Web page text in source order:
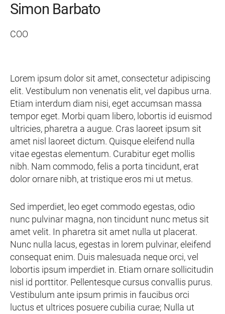
Simon Barbato
COO
Lorem ipsum dolor sit amet, consectetur adipiscing
elit. Vestibulum non venenatis elit, vel dapibus urna.
Etiam interdum diam nisi, eget accumsan massa
tempor eget. Morbi quam libero, lobortis id euismod
ultricies, pharetra a augue. Cras laoreet ipsum sit
amet nisl laoreet dictum. Quisque eleifend nulla
vitae egestas elementum. Curabitur eget mollis
nibh. Nam commodo, felis a porta tincidunt, erat
dolor ornare nibh, at tristique eros mi ut metus.
Sed imperdiet, leo eget commodo egestas, odio
nunc pulvinar magna, non tincidunt nunc metus sit
amet velit. In pharetra sit amet nulla ut placerat.
Nunc nulla lacus, egestas in lorem pulvinar, eleifend
consequat enim. Duis malesuada neque orci, vel
lobortis ipsum imperdiet in. Etiam ornare sollicitudin
nisl id porttitor. Pellentesque cursus convallis purus.
Vestibulum ante ipsum primis in faucibus orci
luctus et ultrices posuere cubilia curae; Nulla ut